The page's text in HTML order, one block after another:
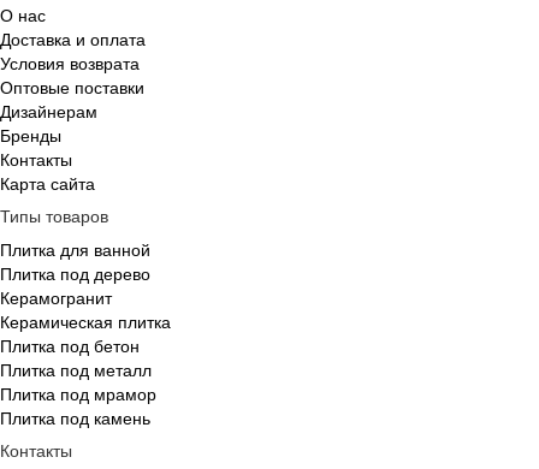
О нас
Доставка и оплата
Условия возврата
Оптовые поставки
Дизайнерам
Бренды
Контакты
Карта сайта
Типы товаров
Плитка для ванной
Плитка под дерево
Керамогранит
Керамическая плитка
Плитка под бетон
Плитка под металл
Плитка под мрамор
Плитка под камень
Контакты